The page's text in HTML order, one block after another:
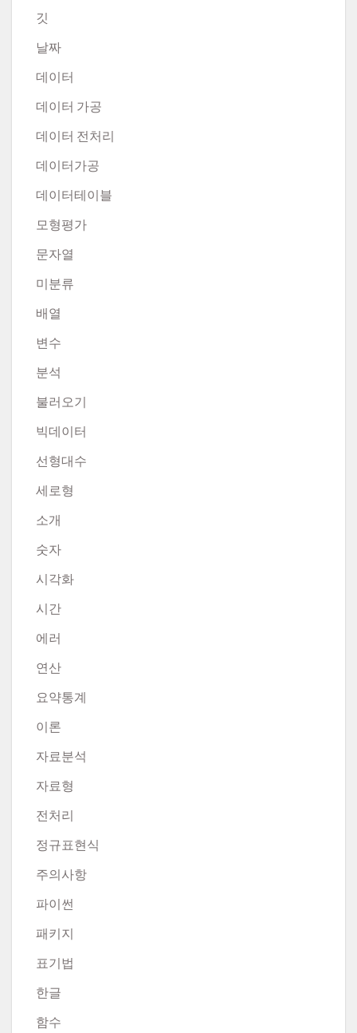
깃
날짜
데이터
데이터 가공
데이터 전처리
데이터가공
데이터테이블
모형평가
문자열
미분류
배열
변수
분석
불러오기
빅데이터
선형대수
세로형
소개
숫자
시각화
시간
에러
연산
요약통계
이론
자료분석
자료형
전처리
정규표현식
주의사항
파이썬
패키지
표기법
한글
함수